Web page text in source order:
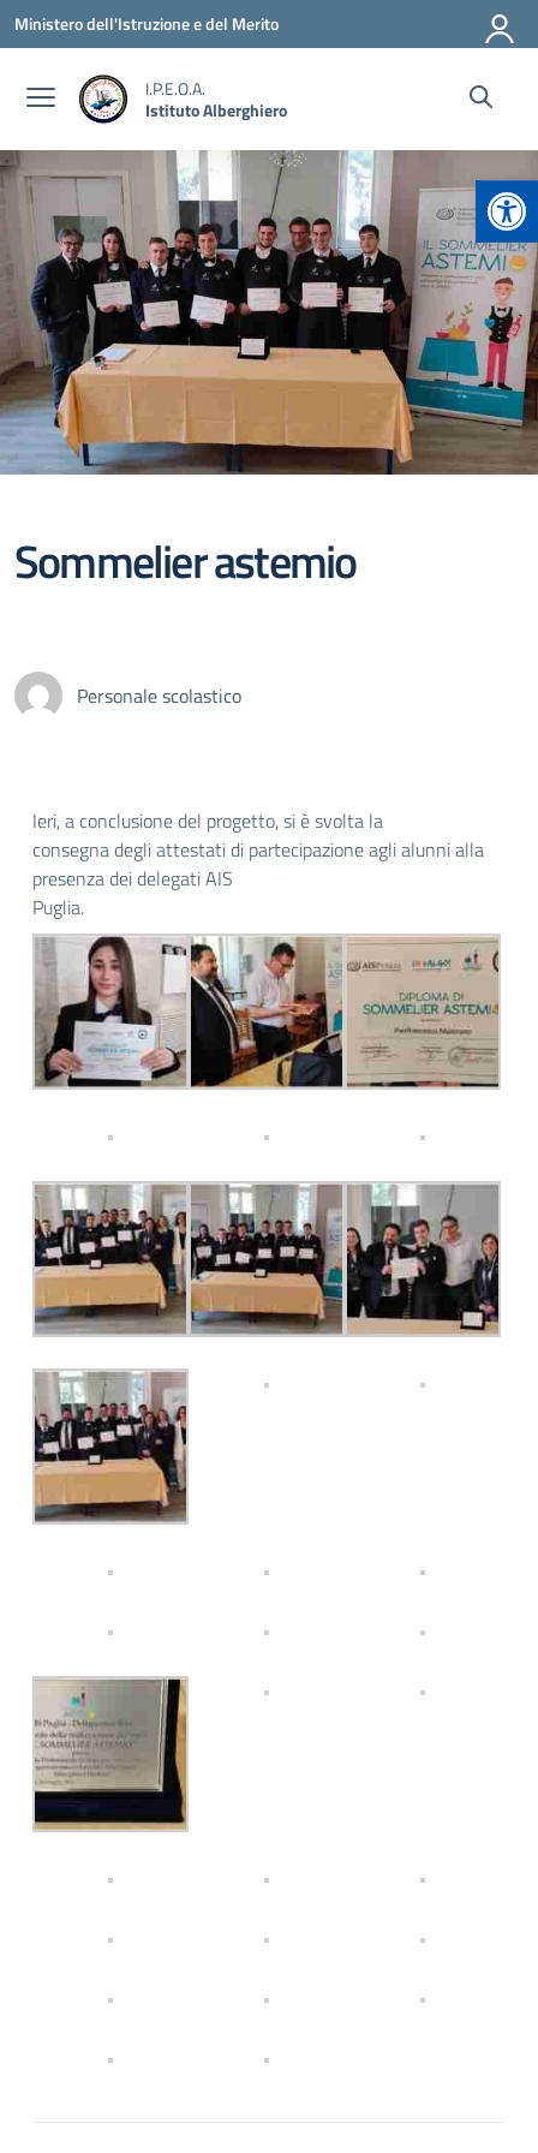
Vai ai contenuti
Vai al menu di navigazione
Vai al footer
Ministero dell'Istruzione e del Merito
I.P.E.O.A.
Istituto Alberghiero
Sommelier astemio
Personale scolastico
Ieri, a conclusione del progetto, si è svolta la
consegna degli attestati di partecipazione agli alunni alla
presenza dei delegati AIS
Puglia.